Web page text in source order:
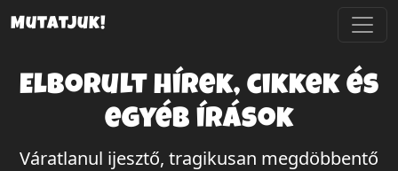
Mutatjuk!
Elborult hírek, cikkek és
egyéb írások
Váratlanul ijesztő, tragikusan megdöbbentő